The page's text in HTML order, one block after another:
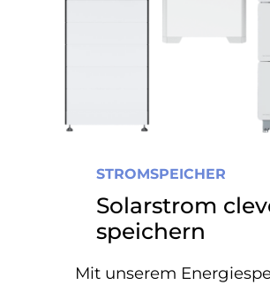
STROMSPEICHER
Solarstrom
speichern
Mit unserem